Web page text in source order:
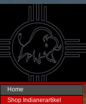
Home
Shop Indianerartikel